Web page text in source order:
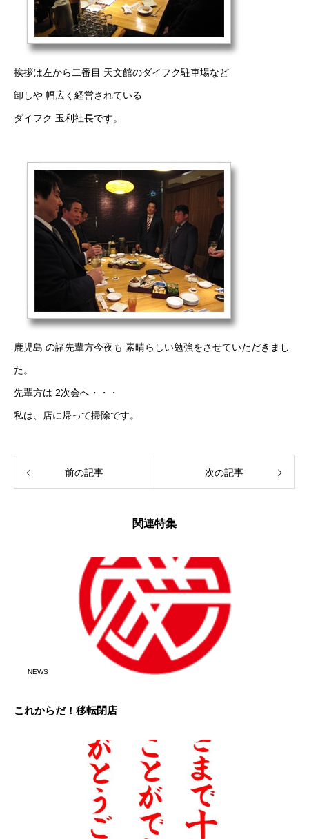
挨拶は左から二番目 天文館のダイフク駐車場など
卸しや 幅広く経営されている
ダイフク 玉利社長です。
鹿児島 の諸先輩方今夜も 素晴らしい勉強をさせていただきまし
た。
先輩方は 2次会へ・・・
私は、店に帰って掃除です。
前の記事 次の記事
関連特集
NEWS
これからだ！移転閉店